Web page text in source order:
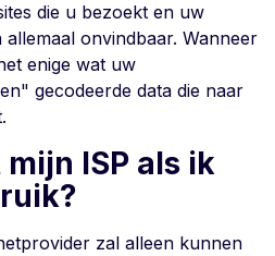
die u bezoekt en uw
onvindbaar. Wanneer
enige wat uw
gecodeerde data die naar
ISP als ik
zal alleen kunnen